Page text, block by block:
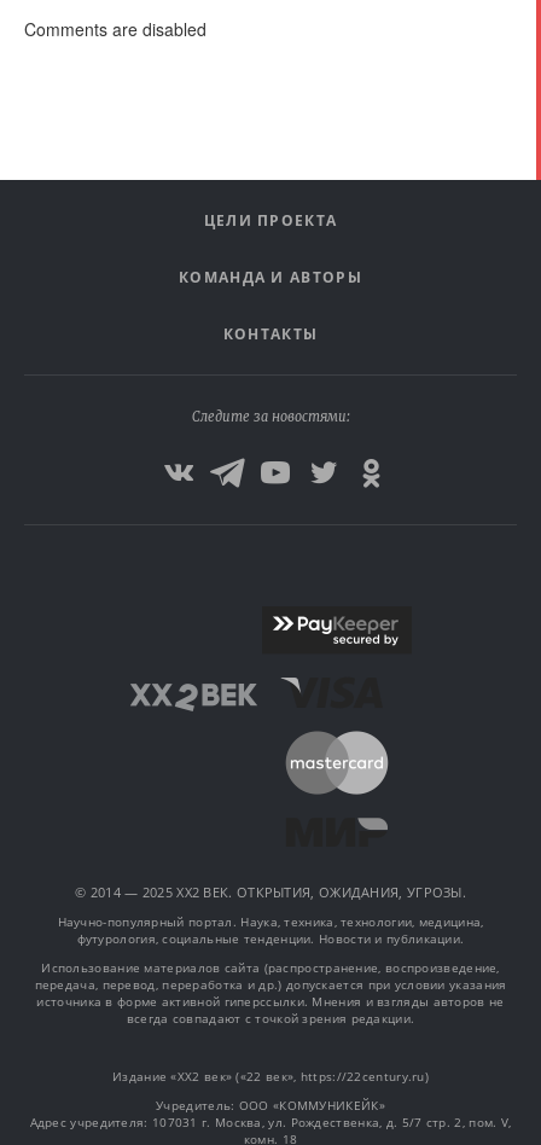
Comments are disabled
ЦЕЛИ ПРОЕКТА
КОМАНДА И АВТОРЫ
КОНТАКТЫ
Следите за новостями:
© 2014 — 2025 XX2 ВЕК. ОТКРЫТИЯ, ОЖИДАНИЯ, УГРОЗЫ.
Научно-популярный портал. Наука, техника, технологии, медицина,
футурология, социальные тенденции. Новости и публикации.
Использование материалов сайта (распространение, воспроизведение,
передача, перевод, переработка и др.) допускается при условии указания
источника в форме активной гиперссылки. Мнения и взгляды авторов не
всегда совпадают с точкой зрения редакции.
Издание «XX2 век» («22 век», https://22century.ru)
Учредитель: OOO «КОММУНИКЕЙК»
Адрес учредителя: 107031 г. Москва, ул. Рождественка, д. 5/7 стр. 2, пом. V,
комн. 18